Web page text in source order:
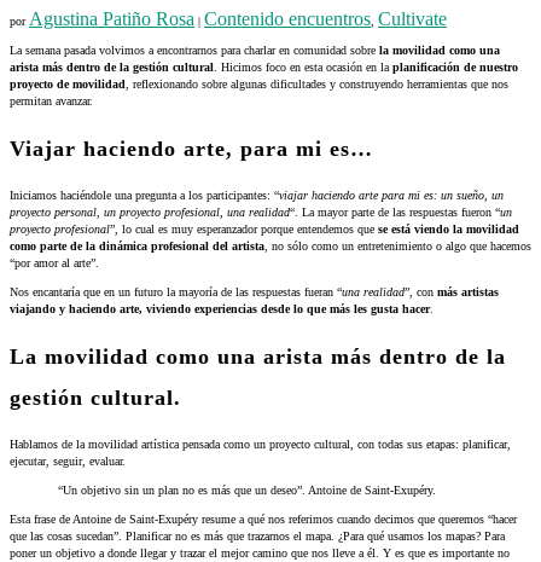
por Agustina Patiño Rosa Contenido encuentros, Cultivate
La semana pasada volvimos a encontrarnos para charlar en comunidad sobre la movilidad como una
arista más dentro de la gestión cultural. Hicimos foco en esta ocasión en laplanificación de nuestro
proyecto de movilidad, reflexionando sobre algunas dificultades y construyendo herramientas que nos
permitan avanzar.
Viajar haciendo arte, para mi es…
Iniciamos haciéndole una pregunta a los participantes: “viajar haciendo arte para mi es: un sueño, un
proyecto personal, un proyecto profesional, una realidad“. La mayor parte de las respuestas fueron “un
proyecto profesional”, lo cual es muy esperanzador porque entendemos que se está viendo la movilidad
como parte de la dinámica profesional del artista, no sólo como un entretenimiento o algo que hacemos
“por amor al arte”.
Nos encantaría que en un futuro la mayoría de las respuestas fueran “una realidad”, con más artistas
viajando y haciendo arte, viviendo experiencias desde lo que más les gusta hacer.
La movilidad como una arista más dentro de la
gestión cultural.
Hablamos de la movilidad artística pensada como un proyecto cultural, con todas sus etapas: planificar,
ejecutar, seguir, evaluar.
“Un objetivo sin un plan no es más que un deseo”. Antoine de Saint-Exupéry.
Esta frase de Antoine de Saint-Exupéry resume a qué nos referimos cuando decimos que queremos “hacer
que las cosas sucedan”. Planificar no es más que trazarnos el mapa. ¿Para qué usamos los mapas? Para
poner un objetivo a donde llegar y trazar el mejor camino que nos lleve a él. Y es que es importante no